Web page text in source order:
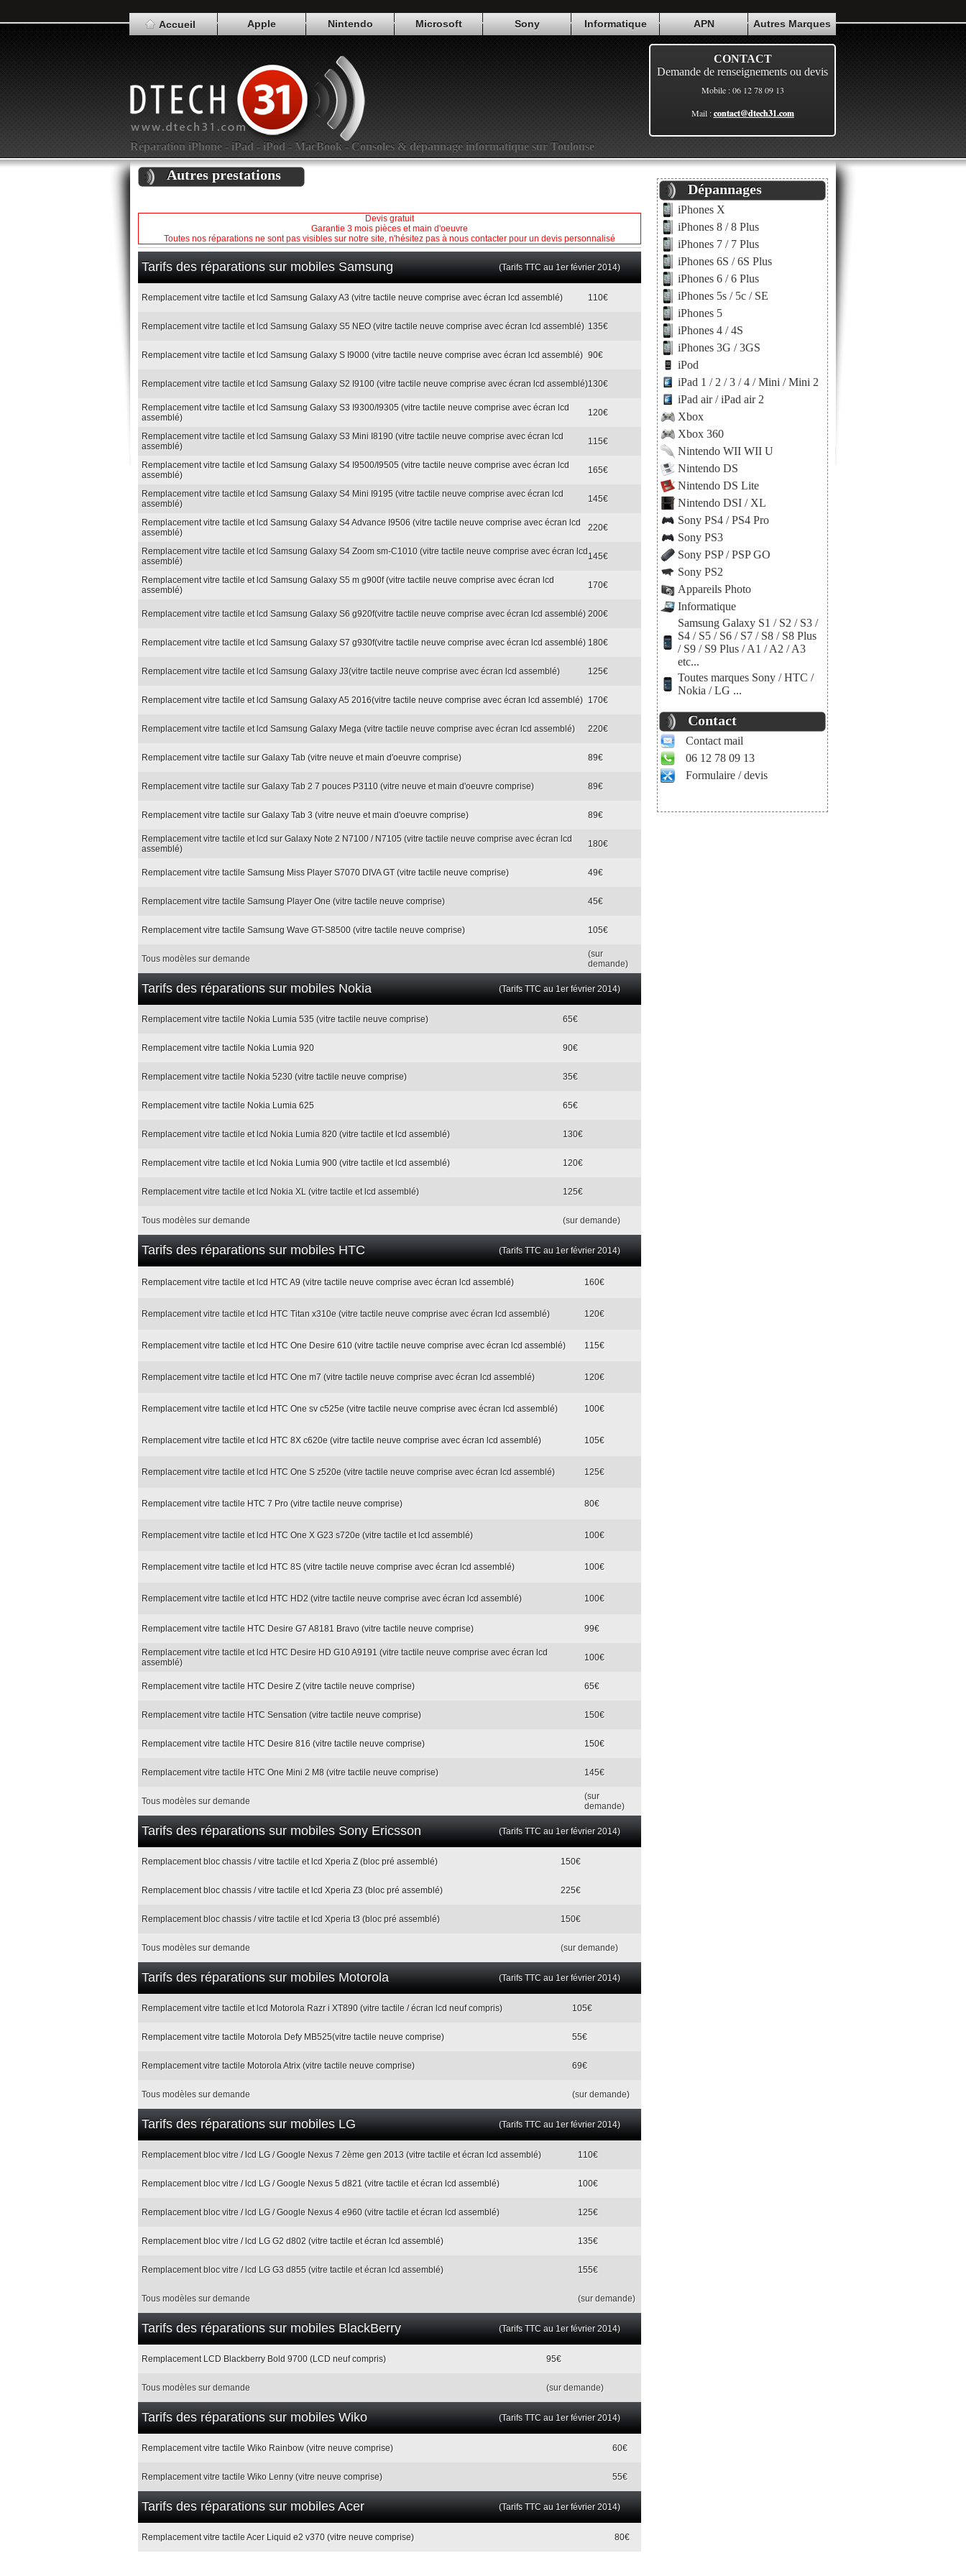
Accueil Apple Nintendo Microsoft Sony Informatique APN Autres Marques
Réparation iPhone - iPad - iPod - MacBook - Consoles & dépannage informatique sur Toulouse
CONTACT
Demande de renseignements ou devis
Mobile : 06 12 78 09 13
Mail :contact@dtech31.com
Autres prestations
Dépannages
iPhones X
iPhones 8 / 8 Plus
iPhones 7 / 7 Plus
iPhones 6S / 6S Plus
iPhones 6 / 6 Plus
iPhones 5s / 5c / SE
iPhones 5
iPhones 4 / 4S
iPhones 3G / 3GS
iPod
iPad 1 / 2 / 3 / 4 / Mini / Mini 2
iPad air / iPad air 2
Xbox
Xbox 360
Nintendo WII WII U
Nintendo DS
Nintendo DS Lite
Nintendo DSI / XL
Sony PS4 / PS4 Pro
Sony PS3
Sony PSP / PSP GO
Sony PS2
Appareils Photo
Informatique
Samsung Galaxy S1 / S2 / S3 /
S4 / S5 / S6 / S7 / S8 / S8 Plus
/ S9 / S9 Plus / A1 / A2 / A3
etc...
Toutes marques Sony / HTC /
Nokia / LG ...
Contact
Contact mail
06 12 78 09 13
Formulaire / devis
Devis gratuit
Garantie 3 mois pièces et main d'oeuvre
Toutes nos réparations ne sont pas visibles sur notre site, n'hésitez pas à nous contacter pour un devis personnalisé
Tarifs des réparations sur mobiles Samsung (Tarifs TTC au 1er février 2014)
Remplacement vitre tactile et lcd Samsung Galaxy A3 (vitre tactile neuve comprise avec écran lcd assemblé) 110€
Remplacement vitre tactile et lcd Samsung Galaxy S5 NEO (vitre tactile neuve comprise avec écran lcd assemblé) 135€
Remplacement vitre tactile et lcd Samsung Galaxy S I9000 (vitre tactile neuve comprise avec écran lcd assemblé) 90€
Remplacement vitre tactile et lcd Samsung Galaxy S2 I9100 (vitre tactile neuve comprise avec écran lcd assemblé)130€
Remplacement vitre tactile et lcd Samsung Galaxy S3 I9300/I9305 (vitre tactile neuve comprise avec écran lcd
assemblé)
120€
Remplacement vitre tactile et lcd Samsung Galaxy S3 Mini I8190 (vitre tactile neuve comprise avec écran lcd
assemblé)
115€
Remplacement vitre tactile et lcd Samsung Galaxy S4 I9500/I9505 (vitre tactile neuve comprise avec écran lcd
assemblé)
165€
Remplacement vitre tactile et lcd Samsung Galaxy S4 Mini I9195 (vitre tactile neuve comprise avec écran lcd
assemblé)
145€
Remplacement vitre tactile et lcd Samsung Galaxy S4 Advance I9506 (vitre tactile neuve comprise avec écran lcd
assemblé)
220€
Remplacement vitre tactile et lcd Samsung Galaxy S4 Zoom sm-C1010 (vitre tactile neuve comprise avec écran lcd
assemblé)
145€
Remplacement vitre tactile et lcd Samsung Galaxy S5 m g900f (vitre tactile neuve comprise avec écran lcd
assemblé)
170€
Remplacement vitre tactile et lcd Samsung Galaxy S6 g920f(vitre tactile neuve comprise avec écran lcd assemblé) 200€
Remplacement vitre tactile et lcd Samsung Galaxy S7 g930f(vitre tactile neuve comprise avec écran lcd assemblé) 180€
Remplacement vitre tactile et lcd Samsung Galaxy J3(vitre tactile neuve comprise avec écran lcd assemblé) 125€
Remplacement vitre tactile et lcd Samsung Galaxy A5 2016(vitre tactile neuve comprise avec écran lcd assemblé) 170€
Remplacement vitre tactile et lcd Samsung Galaxy Mega (vitre tactile neuve comprise avec écran lcd assemblé) 220€
Remplacement vitre tactile sur Galaxy Tab (vitre neuve et main d'oeuvre comprise) 89€
Remplacement vitre tactile sur Galaxy Tab 2 7 pouces P3110 (vitre neuve et main d'oeuvre comprise) 89€
Remplacement vitre tactile sur Galaxy Tab 3 (vitre neuve et main d'oeuvre comprise) 89€
Remplacement vitre tactile et lcd sur Galaxy Note 2 N7100 / N7105 (vitre tactile neuve comprise avec écran lcd
assemblé)
180€
Remplacement vitre tactile Samsung Miss Player S7070 DIVA GT (vitre tactile neuve comprise) 49€
Remplacement vitre tactile Samsung Player One (vitre tactile neuve comprise) 45€
Remplacement vitre tactile Samsung Wave GT-S8500 (vitre tactile neuve comprise) 105€
Tous modèles sur demande
(sur
demande)
Tarifs des réparations sur mobiles Nokia (Tarifs TTC au 1er février 2014)
Remplacement vitre tactile Nokia Lumia 535 (vitre tactile neuve comprise) 65€
Remplacement vitre tactile Nokia Lumia 920 90€
Remplacement vitre tactile Nokia 5230 (vitre tactile neuve comprise) 35€
Remplacement vitre tactile Nokia Lumia 625 65€
Remplacement vitre tactile et lcd Nokia Lumia 820 (vitre tactile et lcd assemblé) 130€
Remplacement vitre tactile et lcd Nokia Lumia 900 (vitre tactile et lcd assemblé) 120€
Remplacement vitre tactile et lcd Nokia XL (vitre tactile et lcd assemblé) 125€
Tous modèles sur demande (sur demande)
Tarifs des réparations sur mobiles HTC (Tarifs TTC au 1er février 2014)
Remplacement vitre tactile et lcd HTC A9 (vitre tactile neuve comprise avec écran lcd assemblé) 160€
Remplacement vitre tactile et lcd HTC Titan x310e (vitre tactile neuve comprise avec écran lcd assemblé) 120€
Remplacement vitre tactile et lcd HTC One Desire 610 (vitre tactile neuve comprise avec écran lcd assemblé) 115€
Remplacement vitre tactile et lcd HTC One m7 (vitre tactile neuve comprise avec écran lcd assemblé) 120€
Remplacement vitre tactile et lcd HTC One sv c525e (vitre tactile neuve comprise avec écran lcd assemblé) 100€
Remplacement vitre tactile et lcd HTC 8X c620e (vitre tactile neuve comprise avec écran lcd assemblé) 105€
Remplacement vitre tactile et lcd HTC One S z520e (vitre tactile neuve comprise avec écran lcd assemblé) 125€
Remplacement vitre tactile HTC 7 Pro (vitre tactile neuve comprise) 80€
Remplacement vitre tactile et lcd HTC One X G23 s720e (vitre tactile et lcd assemblé) 100€
Remplacement vitre tactile et lcd HTC 8S (vitre tactile neuve comprise avec écran lcd assemblé) 100€
Remplacement vitre tactile et lcd HTC HD2 (vitre tactile neuve comprise avec écran lcd assemblé) 100€
Remplacement vitre tactile HTC Desire G7 A8181 Bravo (vitre tactile neuve comprise) 99€
Remplacement vitre tactile et lcd HTC Desire HD G10 A9191 (vitre tactile neuve comprise avec écran lcd
assemblé)
100€
Remplacement vitre tactile HTC Desire Z (vitre tactile neuve comprise) 65€
Remplacement vitre tactile HTC Sensation (vitre tactile neuve comprise) 150€
Remplacement vitre tactile HTC Desire 816 (vitre tactile neuve comprise) 150€
Remplacement vitre tactile HTC One Mini 2 M8 (vitre tactile neuve comprise) 145€
Tous modèles sur demande
(sur
demande)
Tarifs des réparations sur mobiles Sony Ericsson (Tarifs TTC au 1er février 2014)
Remplacement bloc chassis / vitre tactile et lcd Xperia Z (bloc pré assemblé) 150€
Remplacement bloc chassis / vitre tactile et lcd Xperia Z3 (bloc pré assemblé) 225€
Remplacement bloc chassis / vitre tactile et lcd Xperia t3 (bloc pré assemblé) 150€
Tous modèles sur demande (sur demande)
Tarifs des réparations sur mobiles Motorola (Tarifs TTC au 1er février 2014)
Remplacement vitre tactile et lcd Motorola Razr i XT890 (vitre tactile / écran lcd neuf compris) 105€
Remplacement vitre tactile Motorola Defy MB525(vitre tactile neuve comprise) 55€
Remplacement vitre tactile Motorola Atrix (vitre tactile neuve comprise) 69€
Tous modèles sur demande (sur demande)
Tarifs des réparations sur mobiles LG (Tarifs TTC au 1er février 2014)
Remplacement bloc vitre / lcd LG / Google Nexus 7 2ème gen 2013 (vitre tactile et écran lcd assemblé) 110€
Remplacement bloc vitre / lcd LG / Google Nexus 5 d821 (vitre tactile et écran lcd assemblé) 100€
Remplacement bloc vitre / lcd LG / Google Nexus 4 e960 (vitre tactile et écran lcd assemblé) 125€
Remplacement bloc vitre / lcd LG G2 d802 (vitre tactile et écran lcd assemblé) 135€
Remplacement bloc vitre / lcd LG G3 d855 (vitre tactile et écran lcd assemblé) 155€
Tous modèles sur demande (sur demande)
Tarifs des réparations sur mobiles BlackBerry (Tarifs TTC au 1er février 2014)
Remplacement LCD Blackberry Bold 9700 (LCD neuf compris) 95€
Tous modèles sur demande (sur demande)
Tarifs des réparations sur mobiles Wiko (Tarifs TTC au 1er février 2014)
Remplacement vitre tactile Wiko Rainbow (vitre neuve comprise) 60€
Remplacement vitre tactile Wiko Lenny (vitre neuve comprise) 55€
Tarifs des réparations sur mobiles Acer (Tarifs TTC au 1er février 2014)
Remplacement vitre tactile Acer Liquid e2 v370 (vitre neuve comprise) 80€